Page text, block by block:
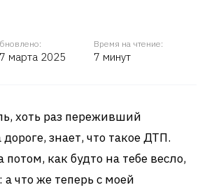
марта 2025
Время на чтение:
7 минут
хоть раз переживший
знает, что такое ДТП.
потом, как будто на тебе весло,
а что же теперь с моей